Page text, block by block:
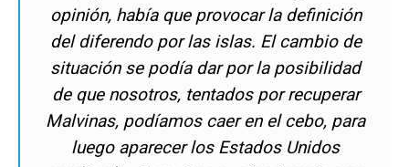
opinión, había que provocar la definición
del diferendo por las islas. El cambio de
situación se podía dar por la posibilidad
de que nosotros, tentados por recuperar
Malvinas, podíamos caer en el cebo, para
luego aparecer los Estados Unidos